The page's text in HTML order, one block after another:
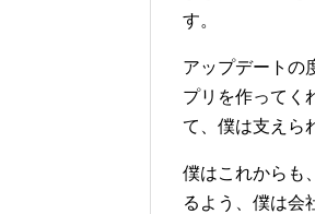
す。
アップデートの
プリを作ってく
て、僕は支えら
僕はこれからも
るよう、僕は会